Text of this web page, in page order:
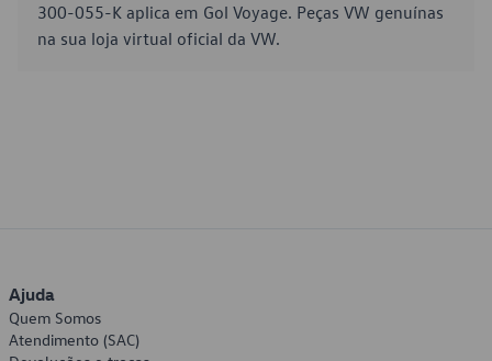
300-055-K aplica em Gol Voyage. Peças VW genuínas
na sua loja virtual oficial da VW.
Ajuda
Quem Somos
Atendimento (SAC)